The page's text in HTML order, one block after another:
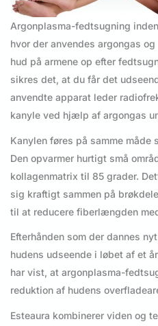
Argonplasma-fedtsugning
hvor der anvendes argongas
hud på armene op efter
sikres det, at du får det
anvendte apparat leder
kanyle ved hjælp af argongas
Kanylen føres på samme måde
Den opvarmer hurtigt små
kollagenmatrix til 85 grader.
sig kraftigt sammen på
til at reducere fiberlængden
Efterhånden som der dannes
hudens udseende i løbet af et
har vist, at argonplasma-
reduktion af hudens
Esteaura kombinerer viden og